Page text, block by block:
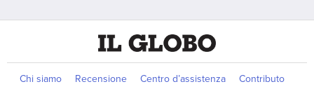
Chi siamo Recensione Centro d’assistenza
Contributo